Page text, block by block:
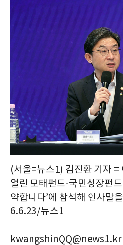
(서울=뉴스1) 김진환 기자 =
열린 모태펀드-국민성장펀
약합니다’에 참석해 인사말
6.6.23/뉴스1
kwangshinQQ@news1.kr